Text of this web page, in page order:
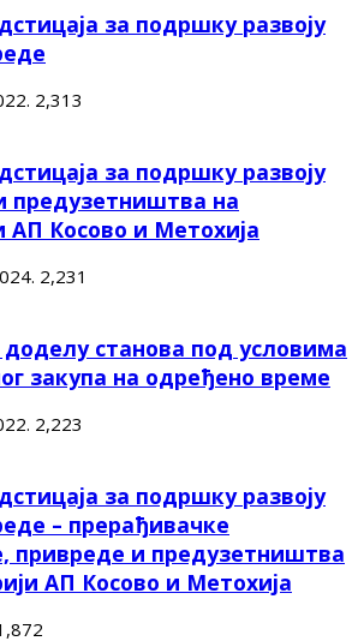
за подршку развоју
2,313
за подршку развоју
предузетништва на
АП Косово и Метохија
2,231
доделу станова под условима
закупа на одређено време
2,223
за подршку развоју
– прерађивачке
привреде и предузетништва
АП Косово и Метохија